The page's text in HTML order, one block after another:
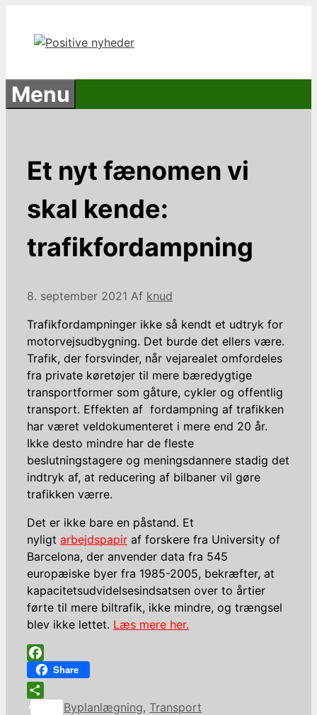
indhold
Menu
Et nyt fænomen vi
skal kende:
trafikfordampning
8. september 2021 Af knud
Trafikfordampninger ikke så kendt et udtryk for
motorvejsudbygning. Det burde det ellers være.
Trafik, der forsvinder, når vejarealet omfordeles
fra private køretøjer til mere bæredygtige
transportformer som gåture, cykler og offentlig
transport. Effekten af fordampning af trafikken
har været veldokumenteret i mere end 20 år.
Ikke desto mindre har de fleste
beslutningstagere og meningsdannere stadig det
indtryk af, at reducering af bilbaner vil gøre
trafikken værre.
Det er ikke bare en påstand. Et
nyligt arbejdspapir af forskere fra University of
Barcelona, ​​der anvender data fra 545
europæiske byer fra 1985-2005, bekræfter, at
kapacitetsudvidelsesindsatsen over to årtier
førte til mere biltrafik, ikke mindre, og trængsel
blev ikke lettet. Læs mere her.
Facebook
Share
Share
Kategorier
Byplanlægning, Transport